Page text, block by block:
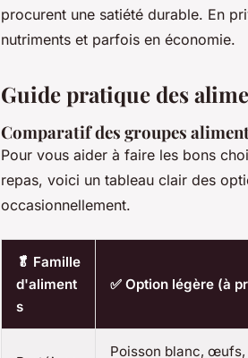
procurent une satiété durable. En
nutriments et parfois en économie.
Guide pratique des
Comparatif des groupes
Pour vous aider à faire les bons
repas, voici un tableau clair des
occasionnellement.
🥬 Famille
d'aliment
s
✅ Option légère (à
Poisson blanc, œufs,